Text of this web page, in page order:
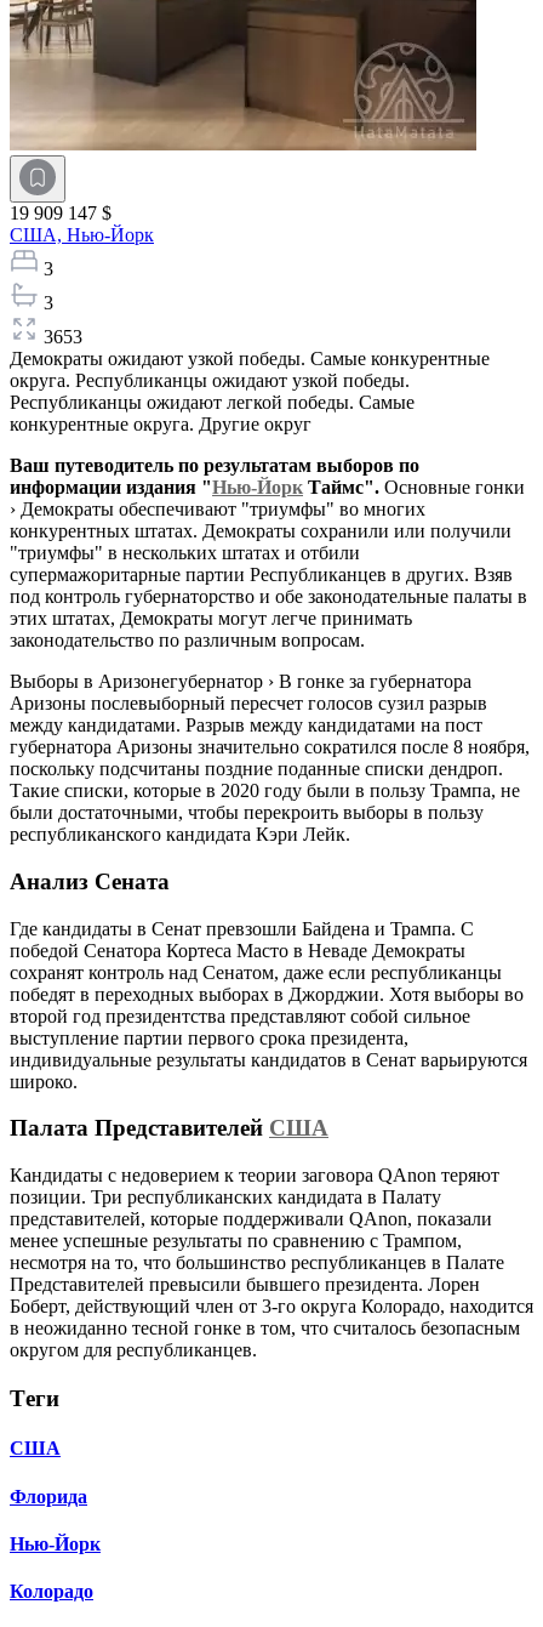
19 909 147 $
США, Нью-Йорк
3
3
3653
Демократы ожидают узкой победы. Самые конкурентные
округа. Республиканцы ожидают узкой победы.
Республиканцы ожидают легкой победы. Самые
конкурентные округа. Другие округ
Ваш путеводитель по результатам выборов по
информации издания "Нью-Йорк Таймс". Основные гонки
› Демократы обеспечивают "триумфы" во многих
конкурентных штатах. Демократы сохранили или получили
"триумфы" в нескольких штатах и отбили
супермажоритарные партии Республиканцев в других. Взяв
под контроль губернаторство и обе законодательные палаты в
этих штатах, Демократы могут легче принимать
законодательство по различным вопросам.
Выборы в Аризонегубернатор › В гонке за губернатора
Аризоны послевыборный пересчет голосов сузил разрыв
между кандидатами. Разрыв между кандидатами на пост
губернатора Аризоны значительно сократился после 8 ноября,
поскольку подсчитаны поздние поданные списки дендроп.
Такие списки, которые в 2020 году были в пользу Трампа, не
были достаточными, чтобы перекроить выборы в пользу
республиканского кандидата Кэри Лейк.
Анализ Сената
Где кандидаты в Сенат превзошли Байдена и Трампа. С
победой Сенатора Кортеса Масто в Неваде Демократы
сохранят контроль над Сенатом, даже если республиканцы
победят в переходных выборах в Джорджии. Хотя выборы во
второй год президентства представляют собой сильное
выступление партии первого срока президента,
индивидуальные результаты кандидатов в Сенат варьируются
широко.
Палата Представителей США
Кандидаты с недоверием к теории заговора QAnon теряют
позиции. Три республиканских кандидата в Палату
представителей, которые поддерживали QAnon, показали
менее успешные результаты по сравнению с Трампом,
несмотря на то, что большинство республиканцев в Палате
Представителей превысили бывшего президента. Лорен
Боберт, действующий член от 3-го округа Колорадо, находится
в неожиданно тесной гонке в том, что считалось безопасным
округом для республиканцев.
Тeги
США
Флорида
Нью-Йорк
Колорадо